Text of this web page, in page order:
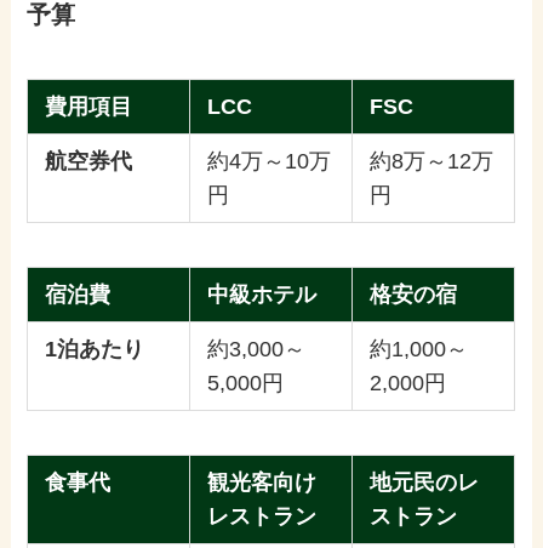
予算
費用項目 LCC FSC
航空券代
約4万～10万
円
約8万～12万
円
宿泊費 中級ホテル 格安の宿
1泊あたり
約3,000～
5,000円
約1,000～
2,000円
食事代
観光客向け
レストラン
地元民のレ
ストラン